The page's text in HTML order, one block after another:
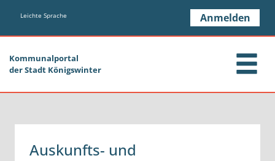
Zum Hauptinhalt springen
Leichte Sprache Anmelden
Kommunalportal
der Stadt Königswinter
Auskunfts- und